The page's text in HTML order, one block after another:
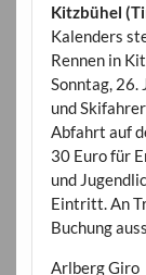
Kitzbühel
Kalenders
Rennen in
Sonntag, 26.
und
Abfahrt auf
30 Euro für
und
Eintritt. An
Buchung
Arlberg Giro